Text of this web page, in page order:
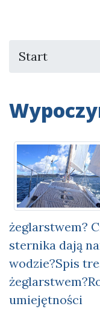
Start
żeglarstwem?
sternika dają
wodzie?Spis
umiejętności